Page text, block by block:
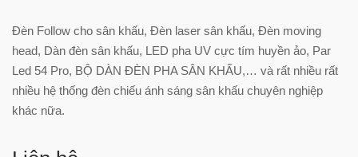
Đèn Follow cho sân khấu, Đèn laser sân khấu, Đèn moving
head, Dàn đèn sân khấu, LED pha UV cực tím huyền ảo, Par
Led 54 Pro, BỘ DÀN ĐÈN PHA SÂN KHẤU,… và rất nhiều rất
nhiều hệ thống đèn chiếu ánh sáng sân khấu chuyên nghiệp
khác nữa.